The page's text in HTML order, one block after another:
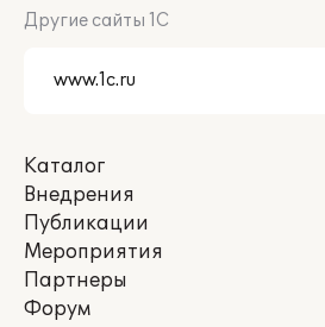
Другие сайты 1С
Каталог
Внедрения
Публикации
Мероприятия
Партнеры
Форум